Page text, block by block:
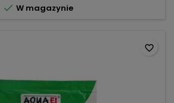
złączka zaciskowa,...
 W magazynie
favorite_border